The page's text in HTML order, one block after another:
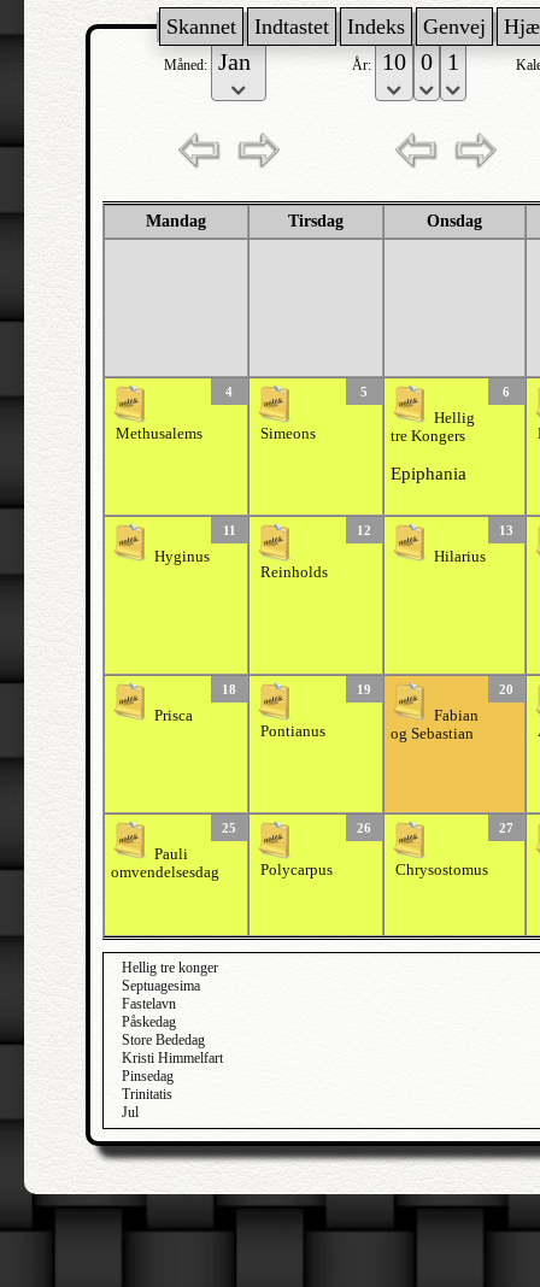
Skannet Indtastet Indeks Genvej
Måned: År:
Mandag Tirsdag Onsdag
4
Methusalems
5
Simeons
6
Hellig
tre Kongers
Epiphania
11
Hyginus
12
Reinholds
13
Hilarius
18
Prisca
19
Pontianus
20
Fabian
og Sebastian
25
Pauli
omvendelsesdag
26
Polycarpus
27
Chrysostomus
Hellig tre konger
Septuagesima
Fastelavn
Påskedag
Store Bededag
Kristi Himmelfart
Pinsedag
Trinitatis
Jul